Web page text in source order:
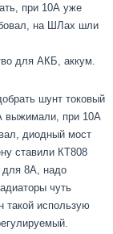
при 10А уже
на ШЛах шли
для АКБ, аккум.
шунт токовый
выжимали, при 10А
диодный мост
ставили КТ808
для 8А, надо
чуть
такой использую